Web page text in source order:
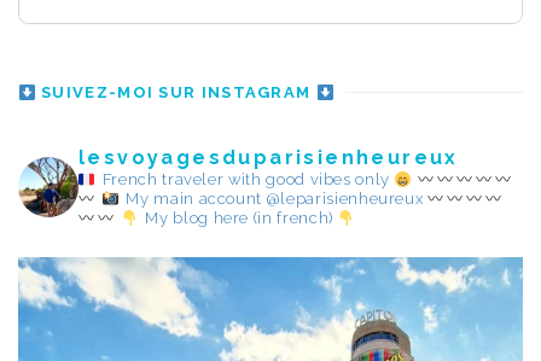
SUIVEZ-MOI SUR INSTAGRAM
lesvoyagesduparisienheureux
French traveler with good vibes only
My main account @leparisienheureux
My blog here (in french)